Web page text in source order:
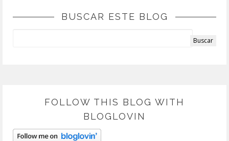
BUSCAR ESTE BLOG
FOLLOW THIS BLOG WITH
BLOGLOVIN